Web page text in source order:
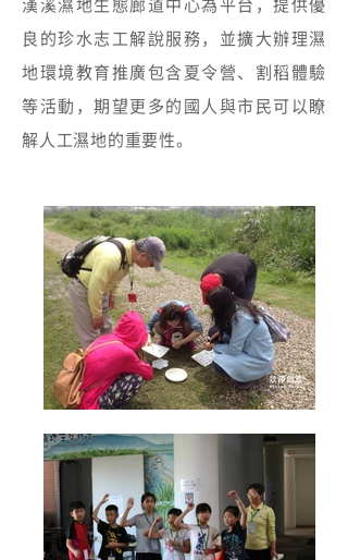
良的珍水志工解說服務，並擴大辦理濕
地環境教育推廣包含夏令營、割稻體驗
等活動，期望更多的國人與市民可以瞭
解人工濕地的重要性。